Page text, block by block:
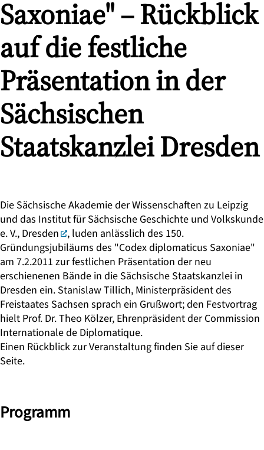
Saxoniae" – Rückblick
auf die festliche
Präsentation in der
Sächsischen
Staatskanzlei Dresden
Die Sächsische Akademie der Wissenschaften zu Leipzig
und das Institut für Sächsische Geschichte und Volkskunde
e. V., Dresden
, luden anlässlich des 150.
Gründungsjubiläums des "Codex diplomaticus Saxoniae"
am 7.2.2011 zur festlichen Präsentation der neu
erschienenen Bände in die Sächsische Staatskanzlei in
Dresden ein. Stanislaw Tillich, Ministerpräsident des
Freistaates Sachsen sprach ein Grußwort; den Festvortrag
hielt Prof. Dr. Theo Kölzer, Ehrenpräsident der Commission
Internationale de Diplomatique.
Einen Rückblick zur Veranstaltung finden Sie auf dieser
Seite.
Programm